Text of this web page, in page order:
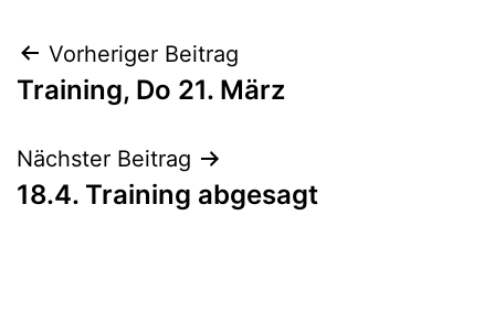
Beitragsnavigation
Vorheriger Beitrag
Training, Do 21. März
Nächster Beitrag
18.4. Training abgesagt